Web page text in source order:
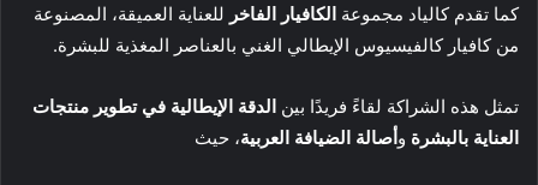
كما تقدم كالياد مجموعة الكافيار الفاخر للعناية العميقة، المصنوعة
من كافيار كالفيسيوس الإيطالي الغني بالعناصر المغذية للبشرة.
تمثل هذه الشراكة لقاءً فريدًا بين الدقة الإيطالية في تطوير منتجات
العناية بالبشرة وأصالة الضيافة العربية، حيث